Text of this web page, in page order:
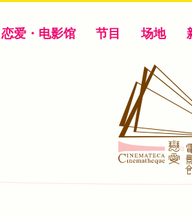
恋爱・电影馆 节目 场地